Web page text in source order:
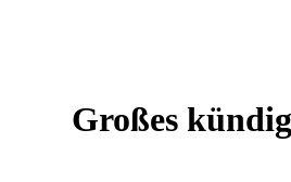
Großes